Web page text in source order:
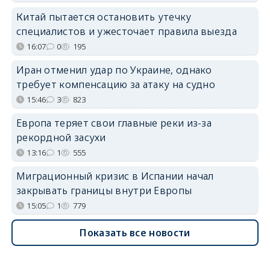
Китай пытается остановить утечку
специалистов и ужесточает правила выезда
16:07 0 195
Иран отменил удар по Украине, однако
требует компенсацию за атаку на судно
15:46 3 823
Европа теряет свои главные реки из-за
рекордной засухи
13:16 1 555
Миграционный кризис в Испании начал
закрывать границы внутри Европы
15:05 1 779
Показать все новости